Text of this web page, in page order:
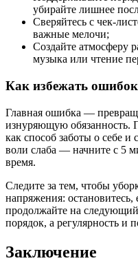
убирайте лишнее
Сверяйтесь с чек-
важные мелочи;
Создайте атмосферу
музыка или чтение
Как избежать
Главная ошибка —
изнуряющую обязанность.
как способ заботы о себе
воли слаба — начните с 5
время.
Следите за тем, чтобы
напряжения: остановитесь,
продолжайте на
порядок, а регулярность и
Заключение